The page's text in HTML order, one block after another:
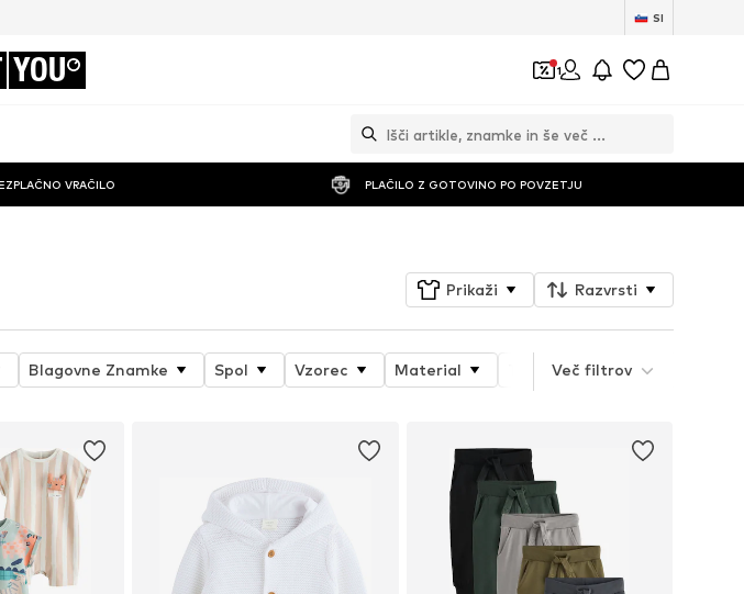
SI
YOU 1
VRAČILO PLAČILO Z GOTOVINO PO POVZETJU
Prikaži Razvrsti
Blagovne Znamke Spol Vzorec Material Tematski svet
Več filtrov